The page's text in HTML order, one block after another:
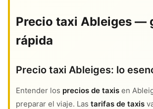
Precio taxi Ableiges —
rápida
Precio taxi Ableiges: lo
Entender los precios de taxis en
preparar el viaje. Las tarifas de taxis